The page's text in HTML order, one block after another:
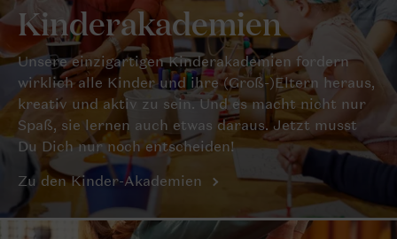
Kinderakademien
Unsere einzigartigen Kinderakademien fordern
wirklich alle Kinder und ihre (Groß-)Eltern heraus,
kreativ und aktiv zu sein. Und es macht nicht nur
Spaß, sie lernen auch etwas daraus. Jetzt musst
Du Dich nur noch entscheiden!
Zu den Kinder-Akademien